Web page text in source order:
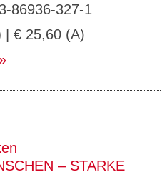
86936-327-1
| € 25,60 (A)
– STARKE